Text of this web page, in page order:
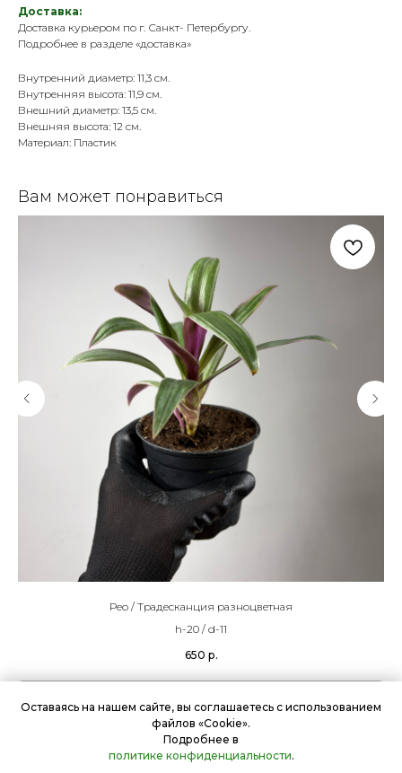
Оставаясь на нашем сайте, вы соглашаетесь с использованием
файлов «Cookie».
Подробнее в
политике конфиденциальности.
Доставка:
Доставка курьером по г. Санкт- Петербургу.
Подробнее в разделе «доставка»
Внутренний диаметр: 11,3 см.
Внутренняя высота: 11,9 см.
Внешний диаметр: 13,5 см.
Внешняя высота: 12 см.
Материал: Пластик
Вам может понравиться
Рео / Традесканция разноцветная
h-20 / d-11
650 р.
В корзину